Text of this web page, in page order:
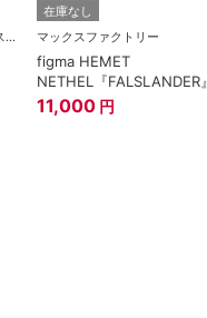
BANDAI SPIRITS(バンダイスピリッツ)
在庫なし
マックスファクトリー
figma HEMET
NETHEL『FALSLANDER』
11,000 円